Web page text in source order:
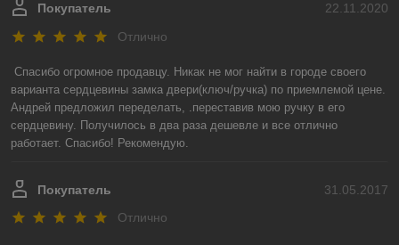
22.11.2020
Покупатель
Отлично
Спасибо огромное продавцу. Никак не мог найти в городе своего
варианта сердцевины замка двери(ключ/ручка) по приемлемой цене.
Андрей предложил переделать, .переставив мою ручку в его
сердцевину. Получилось в два раза дешевле и все отлично
работает. Спасибо! Рекомендую.
31.05.2017
Покупатель
Отлично